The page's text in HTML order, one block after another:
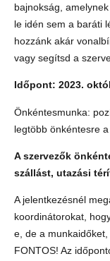
bajnokság,
le idén sem a baráti
hozzánk akár
vagy segítsd a
Időpont: 2023.
Önkéntesmunka:
legtöbb önkéntesre
A szervezők
szállást, utazási
A jelentkezésnél
koordinátorokat,
e, de a
FONTOS! Az